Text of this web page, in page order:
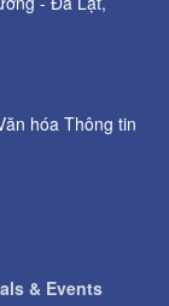
hóa Thông tin
& Events